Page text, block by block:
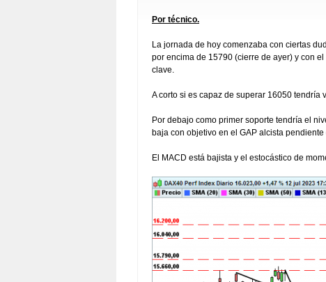
Por técnico.
La jornada de hoy comenzaba con ciertas
por encima de 15790 (cierre de ayer) y con
clave.
A corto si es capaz de superar 16050 tendría
Por debajo como primer soporte tendría el
baja con objetivo en el GAP alcista
El MACD está bajista y el estocástico de